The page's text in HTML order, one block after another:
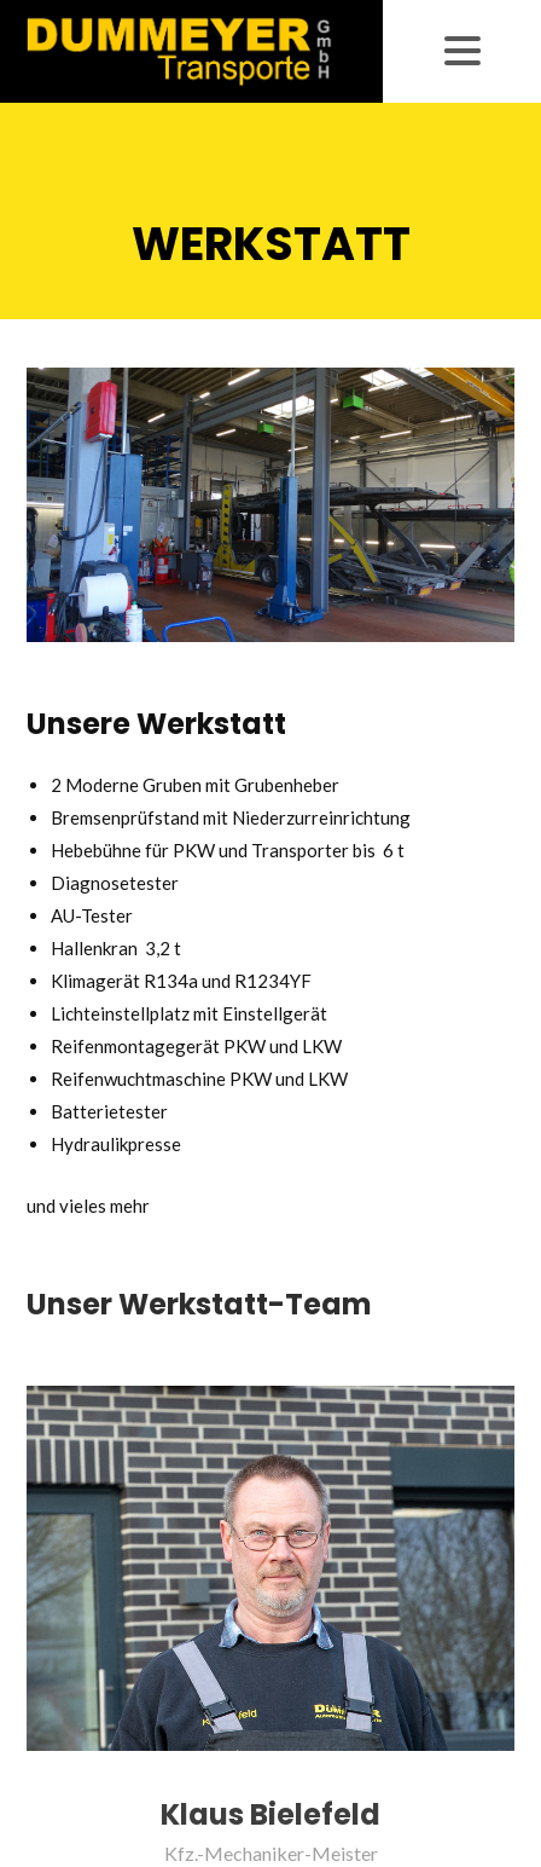
WERKSTATT
Unsere Werkstatt
2 Moderne Gruben mit Grubenheber
Bremsenprüfstand mit Niederzurreinrichtung
Hebebühne für PKW und Transporter bis 6 t
Diagnosetester
AU-Tester
Hallenkran 3,2 t
Klimagerät R134a und R1234YF
Lichteinstellplatz mit Einstellgerät
Reifenmontagegerät PKW und LKW
Reifenwuchtmaschine PKW und LKW
Batterietester
Hydraulikpresse
und vieles mehr
Unser Werkstatt-Team
Klaus Bielefeld
Kfz.-Mechaniker-Meister